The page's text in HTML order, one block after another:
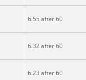
6.55 after 60
6.32 after 60
6.23 after 60